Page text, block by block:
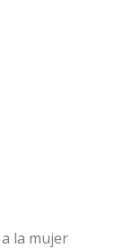
la mujer